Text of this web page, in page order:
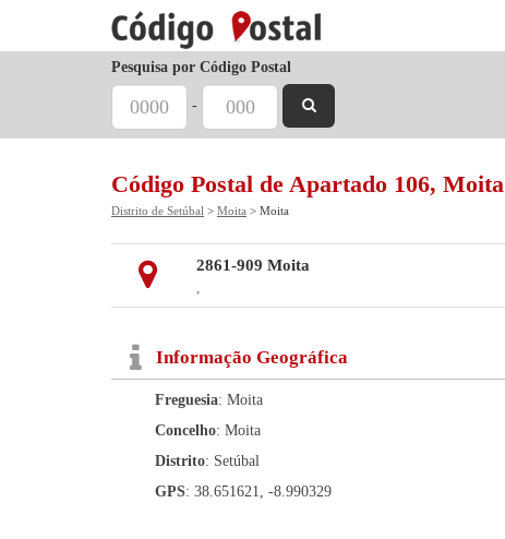
Pesquisa por Código Postal
-
Código Postal de Apartado 106, Moita
Distrito de Setúbal > Moita > Moita
2861-909 Moita
,
Informação Geográfica
Freguesia: Moita
Concelho: Moita
Distrito: Setúbal
GPS: 38.651621, -8.990329